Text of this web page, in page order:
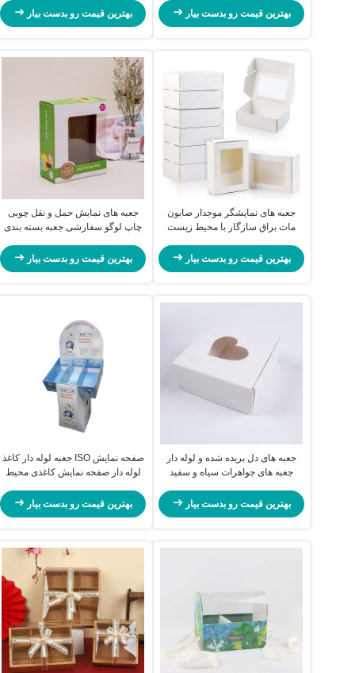
بهترین قیمت رو بدست بیار
بهترین قیمت رو بدست بیار
جعبه های نمایشگر موجدار صابون
مات براق سازگار با محیط زیست
بهترین قیمت رو بدست بیار
جعبه های نمایش حمل و نقل چوبی
چاپ لوگو سفارشی جعبه بسته بندی
بهترین قیمت رو بدست بیار
جعبه های دل بریده شده و لوله دار
جعبه های جواهرات سیاه و سفید
بهترین قیمت رو بدست بیار
صفحه نمایش ISO جعبه لوله دار کاغذ
لوله دار صفحه نمایش کاغذی محیط
بهترین قیمت رو بدست بیار